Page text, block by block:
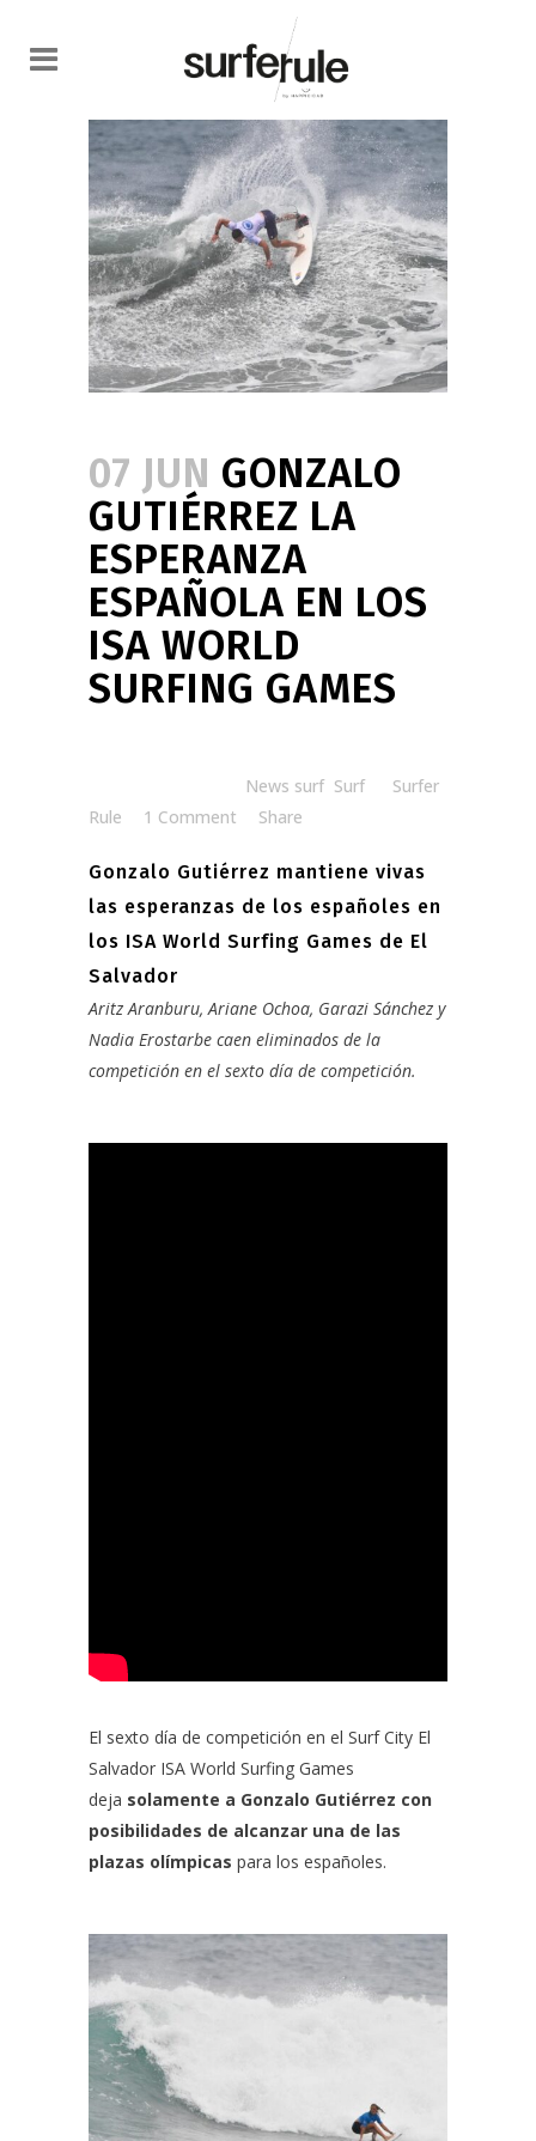
07 JUN GONZALO
GUTIÉRREZ LA
ESPERANZA
ESPAÑOLA EN LOS
ISA WORLD
SURFING GAMES
News surf Surf
Surfer
Rule
1 Comment Share
Gonzalo Gutiérrez mantiene vivas
las esperanzas de los españoles en
los ISA World Surfing Games de El
Salvador
Aritz Aranburu, Ariane Ochoa, Garazi Sánchez y
Nadia Erostarbe caen eliminados de la
competición en el sexto día de competición.
El sexto día de competición en el Surf City El
Salvador ISA World Surfing Games
deja solamente a Gonzalo Gutiérrez con
posibilidades de alcanzar una de las
plazas olímpicas para los españoles.